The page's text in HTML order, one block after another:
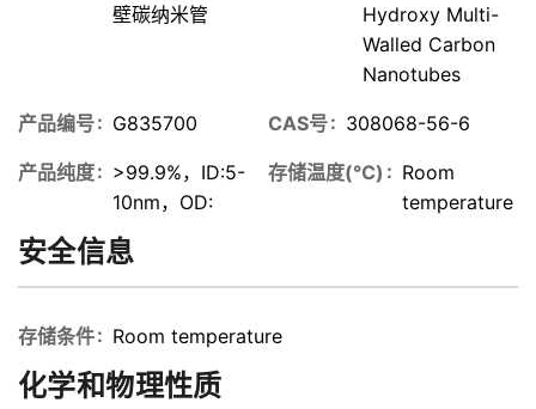
壁碳纳米管
Hydroxy Multi-
Walled Carbon
Nanotubes
产品编号 G835700 CAS号 308068-56-6
产品纯度
>99.9%，ID:5-
10nm，OD:
存储温度(℃)
Room
temperature
安全信息
存储条件 Room temperature
化学和物理性质